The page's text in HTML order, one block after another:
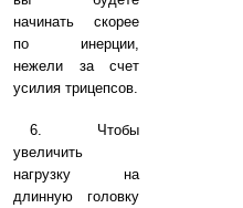
начинать скорее
по инерции,
нежели за счет
усилия трицепсов.
6. Чтобы
увеличить
нагрузку на
длинную головку